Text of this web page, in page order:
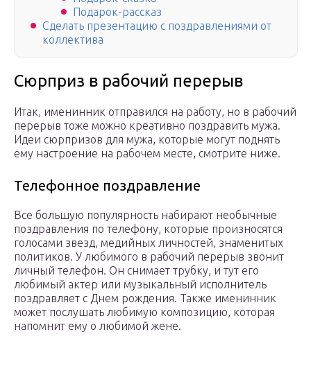
Подарок-рассказ
Сделать презентацию с поздравлениями от
коллектива
Сюрприз в рабочий перерыв
Итак, именинник отправился на работу, но в рабочий
перерыв тоже можно креативно поздравить мужа.
Идеи сюрпризов для мужа, которые могут поднять
ему настроение на рабочем месте, смотрите ниже.
Телефонное поздравление
Все большую популярность набирают необычные
поздравления по телефону, которые произносятся
голосами звезд, медийных личностей, знаменитых
политиков. У любимого в рабочий перерыв звонит
личный телефон. Он снимает трубку, и тут его
любимый актер или музыкальный исполнитель
поздравляет с Днем рождения. Также именинник
может послушать любимую композицию, которая
напомнит ему о любимой жене.